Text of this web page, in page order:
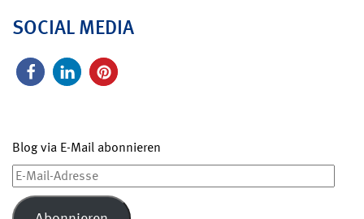
SOCIAL MEDIA
Blog via E-Mail abonnieren
E-
Mail-
Adresse